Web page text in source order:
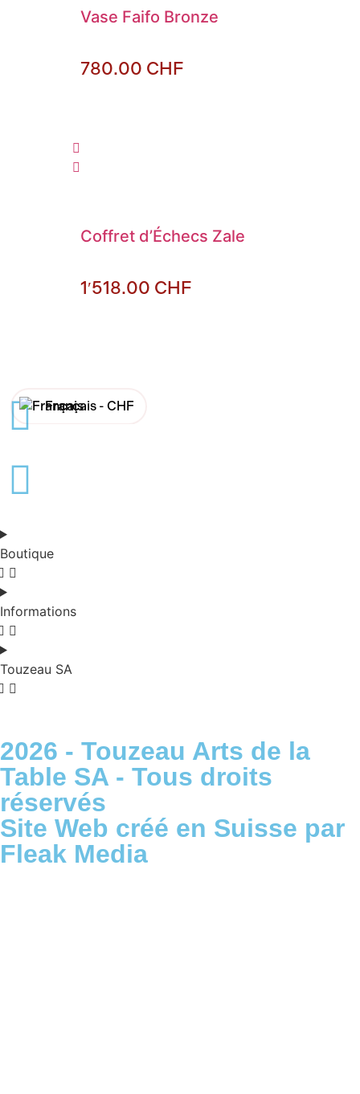
Vase Faifo Bronze
780.00 CHF
Coffret d’Échecs Zale
1′518.00 CHF
Français - CHF
Boutique
Informations
Touzeau SA
2026 - Touzeau Arts de la
Table SA - Tous droits
réservés
Site Web créé en Suisse par
Fleak Media